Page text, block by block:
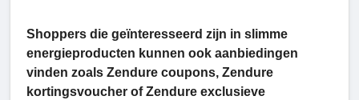
Shoppers die geïnteresseerd zijn in slimme
energieproducten kunnen ook aanbiedingen
vinden zoals Zendure coupons, Zendure
kortingsvoucher of Zendure exclusieve